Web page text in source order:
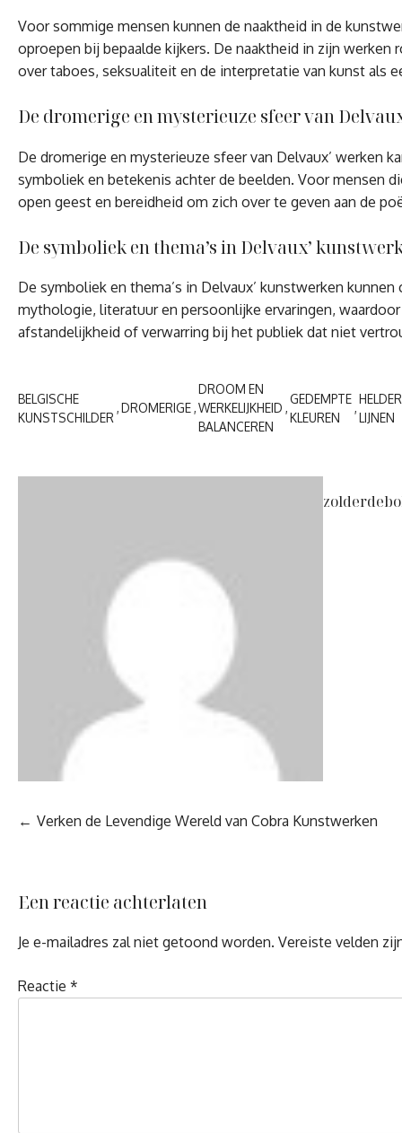
Voor sommige mensen kunnen de naaktheid in de
oproepen bij bepaalde kijkers. De naaktheid in zijn
over taboes, seksualiteit en de interpretatie van kunst als
De dromerige en mysterieuze sfeer van
De dromerige en mysterieuze sfeer van Delvaux’ werken
symboliek en betekenis achter de beelden. Voor mensen
open geest en bereidheid om zich over te geven aan de
De symboliek en thema’s in Delvaux’
De symboliek en thema’s in Delvaux’ kunstwerken
mythologie, literatuur en persoonlijke ervaringen,
afstandelijkheid of verwarring bij het publiek dat niet
BELGISCHE
KUNSTSCHILDER
DROMERIGE
DROOM EN
WERKELIJKHEID
BALANCEREN
GEDEMPTE
KLEUREN
LIJNEN
Berichtnavigatie
Verken de Levendige Wereld van Cobra Kunstwerken
Een reactie achterlaten
Je e-mailadres zal niet getoond worden. Vereiste velden
Reactie *